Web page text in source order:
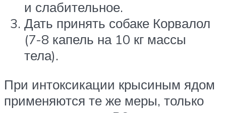
и слабительное.
Дать принять собаке Корвалол
(7-8 капель на 10 кг массы
тела).
При интоксикации крысиным ядом
применяются те же меры, только